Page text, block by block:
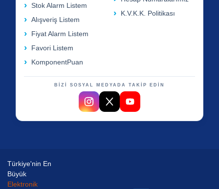
Stok Alarm Listem
Alışveriş Listem
Fiyat Alarm Listem
Favori Listem
KomponentPuan
K.V.K.K. Politikası
BİZİ SOSYAL MEDYADA TAKİP EDİN
Türkiye'nin En
Büyük
Elektronik